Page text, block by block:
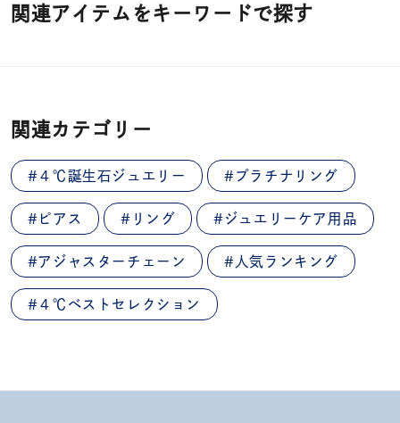
関連アイテムをキーワードで探す
関連カテゴリー
#４℃誕生石ジュエリー #プラチナリング
#ピアス #リング #ジュエリーケア用品
#アジャスターチェーン #人気ランキング
#４℃ベストセレクション